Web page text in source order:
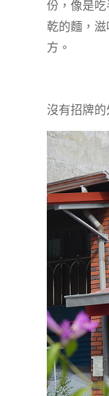
份，像是
乾的麵，
方。
沒有招牌